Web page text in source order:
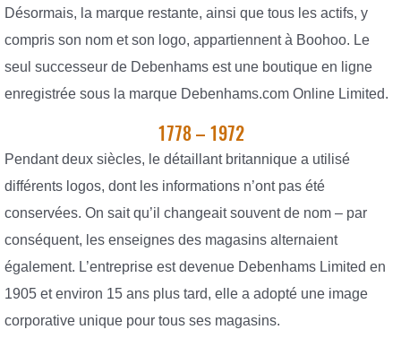
Désormais, la marque restante, ainsi que tous les actifs, y
compris son nom et son logo, appartiennent à Boohoo. Le
seul successeur de Debenhams est une boutique en ligne
enregistrée sous la marque Debenhams.com Online Limited.
1778 – 1972
Pendant deux siècles, le détaillant britannique a utilisé
différents logos, dont les informations n’ont pas été
conservées. On sait qu’il changeait souvent de nom – par
conséquent, les enseignes des magasins alternaient
également. L’entreprise est devenue Debenhams Limited en
1905 et environ 15 ans plus tard, elle a adopté une image
corporative unique pour tous ses magasins.